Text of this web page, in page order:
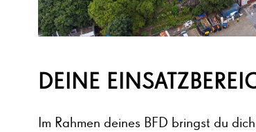
DEINE
Im Rahmen deines BFD bringst du